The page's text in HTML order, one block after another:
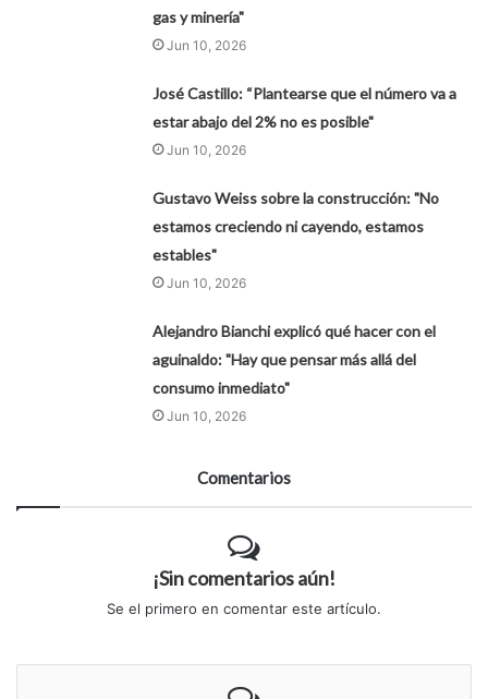
gas y minería"
Jun 10, 2026
José Castillo: “Plantearse que el número va a
estar abajo del 2% no es posible"
Jun 10, 2026
Gustavo Weiss sobre la construcción: "No
estamos creciendo ni cayendo, estamos
estables"
Jun 10, 2026
Alejandro Bianchi explicó qué hacer con el
aguinaldo: "Hay que pensar más allá del
consumo inmediato"
Jun 10, 2026
Comentarios
¡Sin comentarios aún!
Se el primero en comentar este artículo.